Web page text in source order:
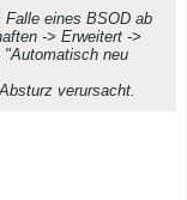
eines BSOD ab
-> Erweitert ->
"Automatisch neu
verursacht.